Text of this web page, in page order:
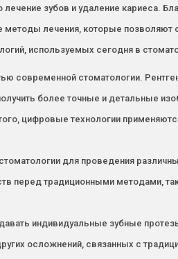
зубов и удаление кариеса.
лечения, которые позволяют
используемых сегодня в
стоматологии.
более точные и детальные
цифровые технологии
для проведения
перед традиционными методами,
индивидуальные зубные
осложнений, связанных с